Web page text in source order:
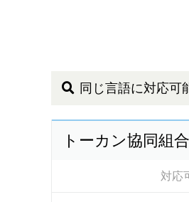
同じ言語に対応可
トーカン協同組合
対応